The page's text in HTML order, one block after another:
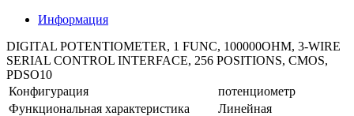
Информация
DIGITAL POTENTIOMETER, 1 FUNC, 100000OHM, 3-WIRE
SERIAL CONTROL INTERFACE, 256 POSITIONS, CMOS,
PDSO10
Конфигурация
потенциометр
Функциональная характеристика
Линейная